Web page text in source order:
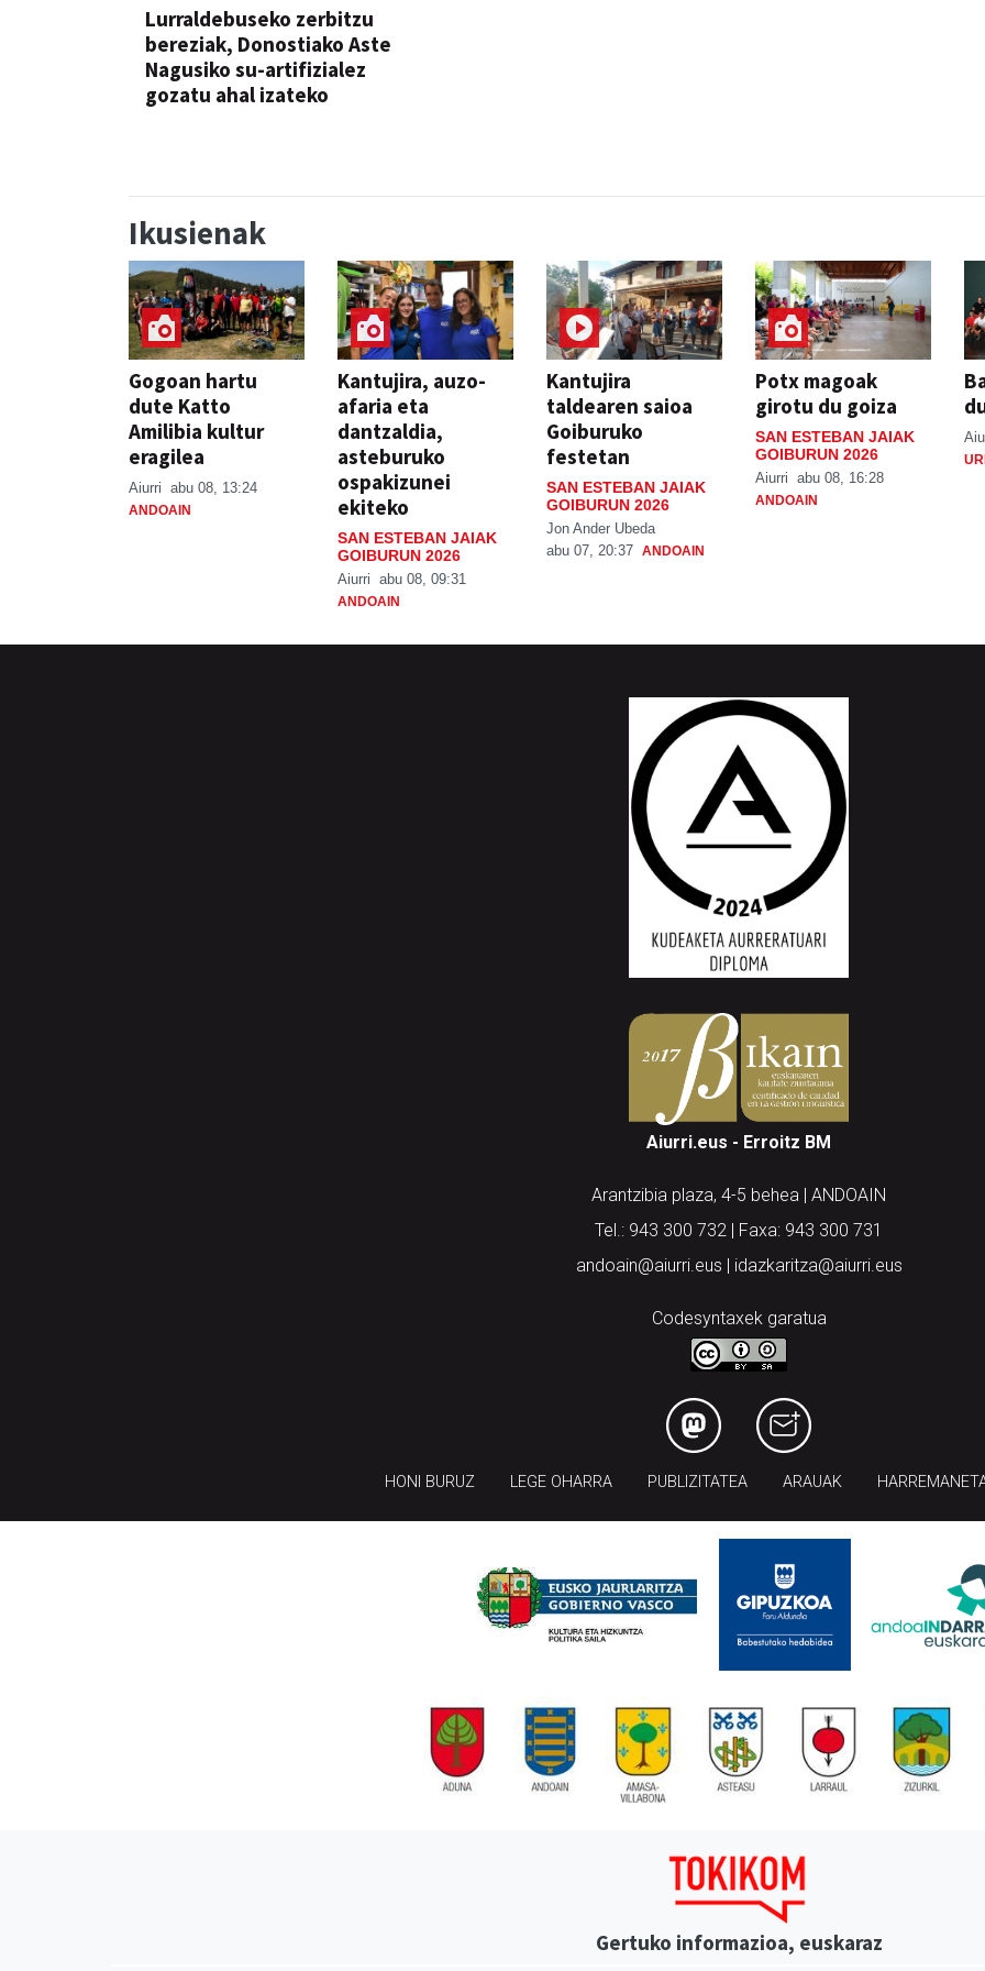
Lurraldebuseko zerbitzu
bereziak, Donostiako Aste
Nagusiko su-artifizialez
gozatu ahal izateko
Ikusienak
Gogoan hartu
dute Katto
Amilibia kultur
eragilea
Aiurri abu 08, 13:24
ANDOAIN
Kantujira, auzo-
afaria eta
dantzaldia,
asteburuko
ospakizunei
ekiteko
SAN ESTEBAN JAIAK
GOIBURUN 2026
Aiurri abu 08, 09:31
ANDOAIN
Kantujira
taldearen saioa
Goiburuko
festetan
SAN ESTEBAN JAIAK
GOIBURUN 2026
Jon Ander Ubeda
abu 07, 20:37 ANDOAIN
Potx magoak
girotu du goiza
SAN ESTEBAN JAIAK
GOIBURUN 2026
Aiurri abu 08, 16:28
ANDOAIN
Aiurri.eus - Erroitz BM
Arantzibia plaza, 4-5 behea | ANDOAIN
Tel.: 943 300 732 | Faxa: 943 300 731
andoain@aiurri.eus | idazkaritza@aiurri.eus
Codesyntaxek garatua
HONI BURUZ LEGE OHARRA PUBLIZITATEA ARAUAK
Gertuko informazioa, euskaraz